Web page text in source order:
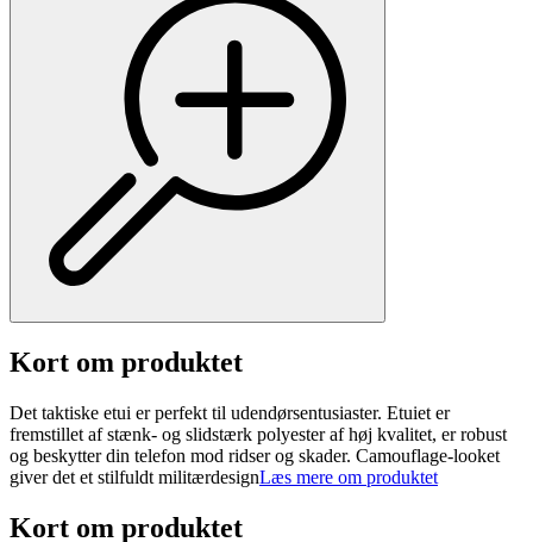
Kort om produktet
Det taktiske etui er perfekt til udendørsentusiaster. Etuiet er
fremstillet af stænk- og slidstærk polyester af høj kvalitet, er robust
og beskytter din telefon mod ridser og skader. Camouflage-looket
giver det et stilfuldt militærdesignLæs mere om produktet
Kort om produktet